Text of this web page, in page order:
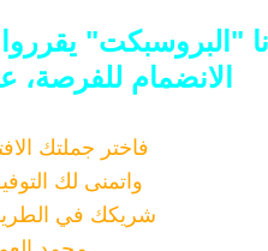
"البروسبكت" يقرروا
الانضمام للفرصة،
فاختر جملتك
واتمنى لك
شريكك في